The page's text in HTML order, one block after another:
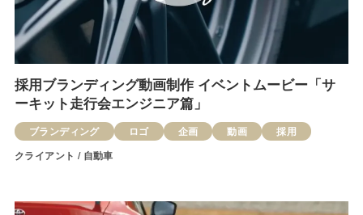
採用ブランディング動画制作 イベントムービー「サ
ーキット走行会エンジニア篇」
ブランディング ロゴ 企画 動画
採用
クライアント / 自動車